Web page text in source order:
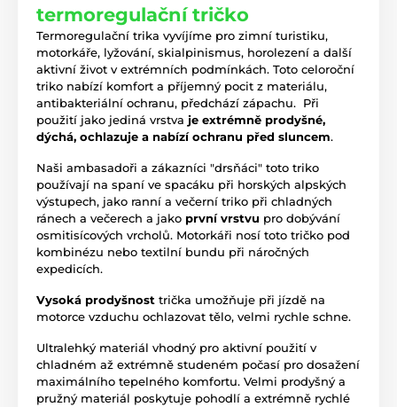
termoregulační tričko
Termoregulační trika vyvíjíme pro zimní turistiku,
motorkáře, lyžování, skialpinismus, horolezení a další
aktivní život v extrémních podmínkách. Toto celoroční
triko nabízí komfort a příjemný pocit z materiálu,
antibakteriální ochranu, předchází zápachu. Při
použití jako jediná vrstva je extrémně prodyšné,
dýchá, ochlazuje a nabízí ochranu před sluncem.
Naši ambasadoři a zákazníci "drsňáci" toto triko
používají na spaní ve spacáku při horských alpských
výstupech, jako ranní a večerní triko při chladných
ránech a večerech a jako první vrstvu pro dobývání
osmitisícových vrcholů. Motorkáři nosí toto tričko pod
kombinézu nebo textilní bundu při náročných
expedicích.
Vysoká prodyšnost trička umožňuje při jízdě na
motorce vzduchu ochlazovat tělo, velmi rychle schne.
Ultralehký materiál vhodný pro aktivní použití v
chladném až extrémně studeném počasí pro dosažení
maximálního tepelného komfortu. Velmi prodyšný a
pružný materiál poskytuje pohodlí a extrémně rychlé